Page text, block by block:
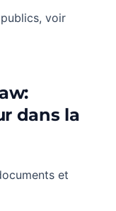
voir
dans la
et